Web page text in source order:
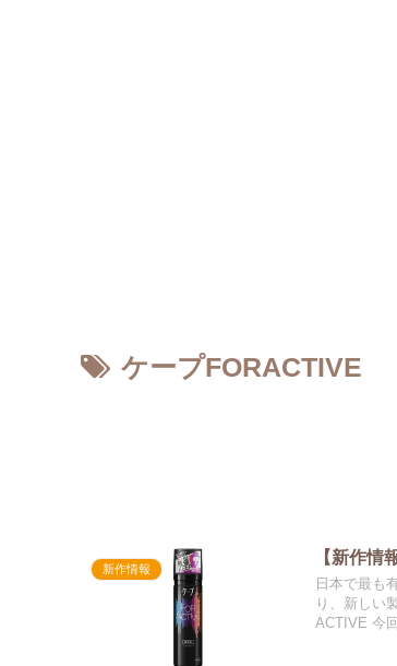
ケープFORACTIVE
新作情報
【新作情
日本で最も
り、新しい
ACTIVE 今